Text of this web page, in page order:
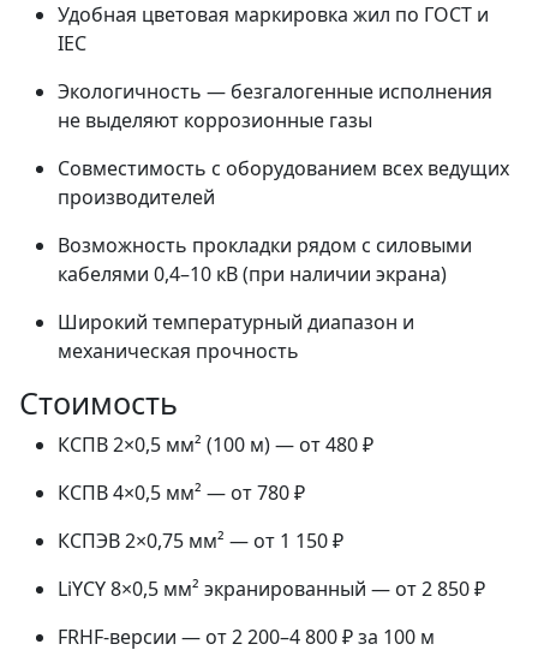
Удобная цветовая маркировка жил по ГОСТ и
IEC
Экологичность — безгалогенные исполнения
не выделяют коррозионные газы
Совместимость с оборудованием всех ведущих
производителей
Возможность прокладки рядом с силовыми
кабелями 0,4–10 кВ (при наличии экрана)
Широкий температурный диапазон и
механическая прочность
Стоимость
КСПВ 2×0,5 мм² (100 м) — от 480 ₽
КСПВ 4×0,5 мм² — от 780 ₽
КСПЭВ 2×0,75 мм² — от 1 150 ₽
LiYCY 8×0,5 мм² экранированный — от 2 850 ₽
FRHF-версии — от 2 200–4 800 ₽ за 100 м